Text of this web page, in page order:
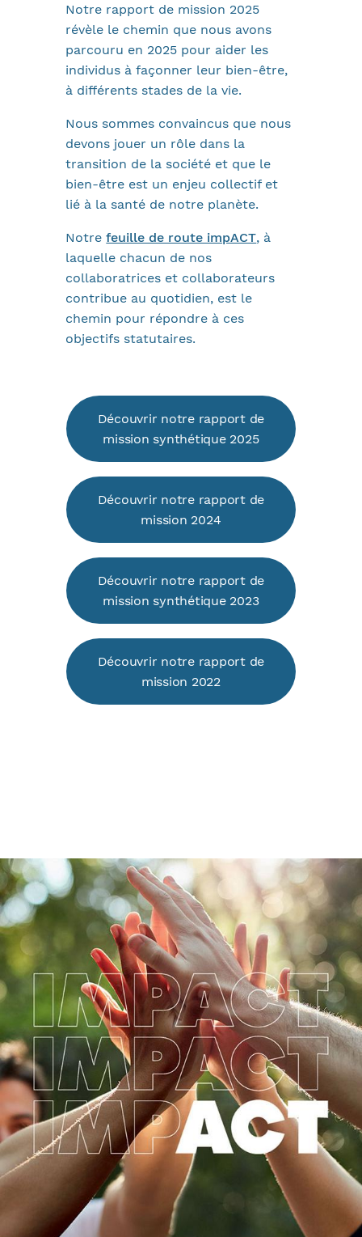
Notre rapport de mission 2025
révèle le chemin que nous avons
parcouru en 2025 pour aider les
individus à façonner leur bien-être,
à différents stades de la vie.
Nous sommes convaincus que nous
devons jouer un rôle dans la
transition de la société et que le
bien-être est un enjeu collectif et
lié à la santé de notre planète.
Notrefeuille de route impACT, à
laquelle chacun de nos
collaboratrices et collaborateurs
contribue au quotidien, est le
chemin pour répondre à ces
objectifs statutaires.
Découvrir notre rapport de
mission synthétique 2025
Découvrir notre rapport de
mission 2024
Découvrir notre rapport de
mission synthétique 2023
Découvrir notre rapport de
mission 2022